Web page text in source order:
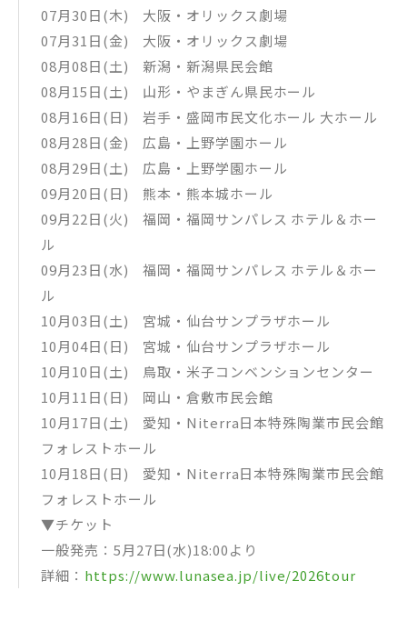
07月30日(木) 大阪・オリックス劇場
07月31日(金) 大阪・オリックス劇場
08月08日(土) 新潟・新潟県民会館
08月15日(土) 山形・やまぎん県民ホール
08月16日(日) 岩手・盛岡市民文化ホール 大ホール
08月28日(金) 広島・上野学園ホール
08月29日(土) 広島・上野学園ホール
09月20日(日) 熊本・熊本城ホール
09月22日(火) 福岡・福岡サンパレス ホテル＆ホー
ル
09月23日(水) 福岡・福岡サンパレス ホテル＆ホー
ル
10月03日(土) 宮城・仙台サンプラザホール
10月04日(日) 宮城・仙台サンプラザホール
10月10日(土) 鳥取・米子コンベンションセンター
10月11日(日) 岡山・倉敷市民会館
10月17日(土) 愛知・Niterra日本特殊陶業市民会館
フォレストホール
10月18日(日) 愛知・Niterra日本特殊陶業市民会館
フォレストホール
▼チケット
一般発売：5月27日(水)18:00より
詳細： https://www.lunasea.jp/live/2026tour